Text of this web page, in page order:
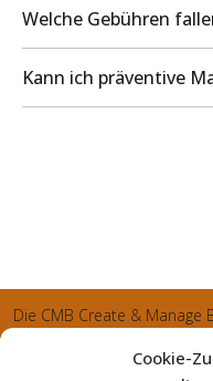
Cookie-
Welche Gebühren
Kann ich präventive
Die CMB Create & Manage
und sämtliche generierte